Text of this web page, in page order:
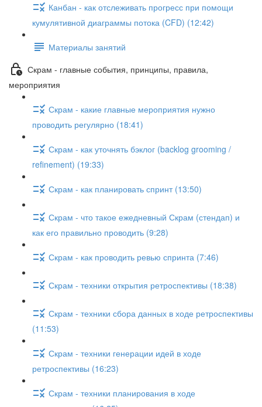
Канбан - как отслеживать прогресс при помощи
кумулятивной диаграммы потока (CFD) (12:42)
Материалы занятий
Скрам - главные события, принципы, правила,
мероприятия
Скрам - какие главные мероприятия нужно
проводить регулярно (18:41)
Скрам - как уточнять бэклог (backlog grooming /
refinement) (19:33)
Скрам - как планировать спринт (13:50)
Скрам - что такое ежедневный Скрам (стендап) и
как его правильно проводить (9:28)
Скрам - как проводить ревью спринта (7:46)
Скрам - техники открытия ретроспективы (18:38)
Скрам - техники сбора данных в ходе ретроспективы
(11:53)
Скрам - техники генерации идей в ходе
ретроспективы (16:23)
Скрам - техники планирования в ходе